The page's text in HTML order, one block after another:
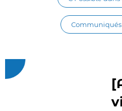
Communiqués